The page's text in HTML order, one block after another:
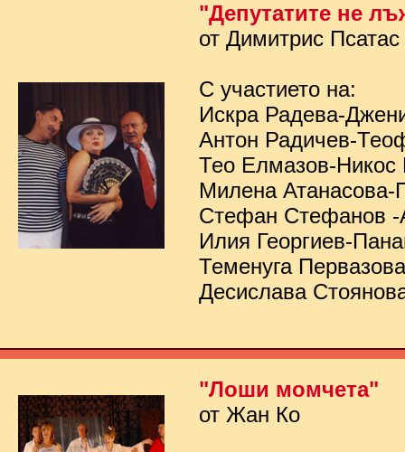
"Депутатите не
от Димитрис Псатас
С участието на:
Искра Радева-
Антон Радичев-
Тео Елмазов-Никос
Милена Атанасова-
Стефан Стефанов -
Илия Георгиев-
Теменуга
Десислава
"Лоши момчета"
от Жан Ко